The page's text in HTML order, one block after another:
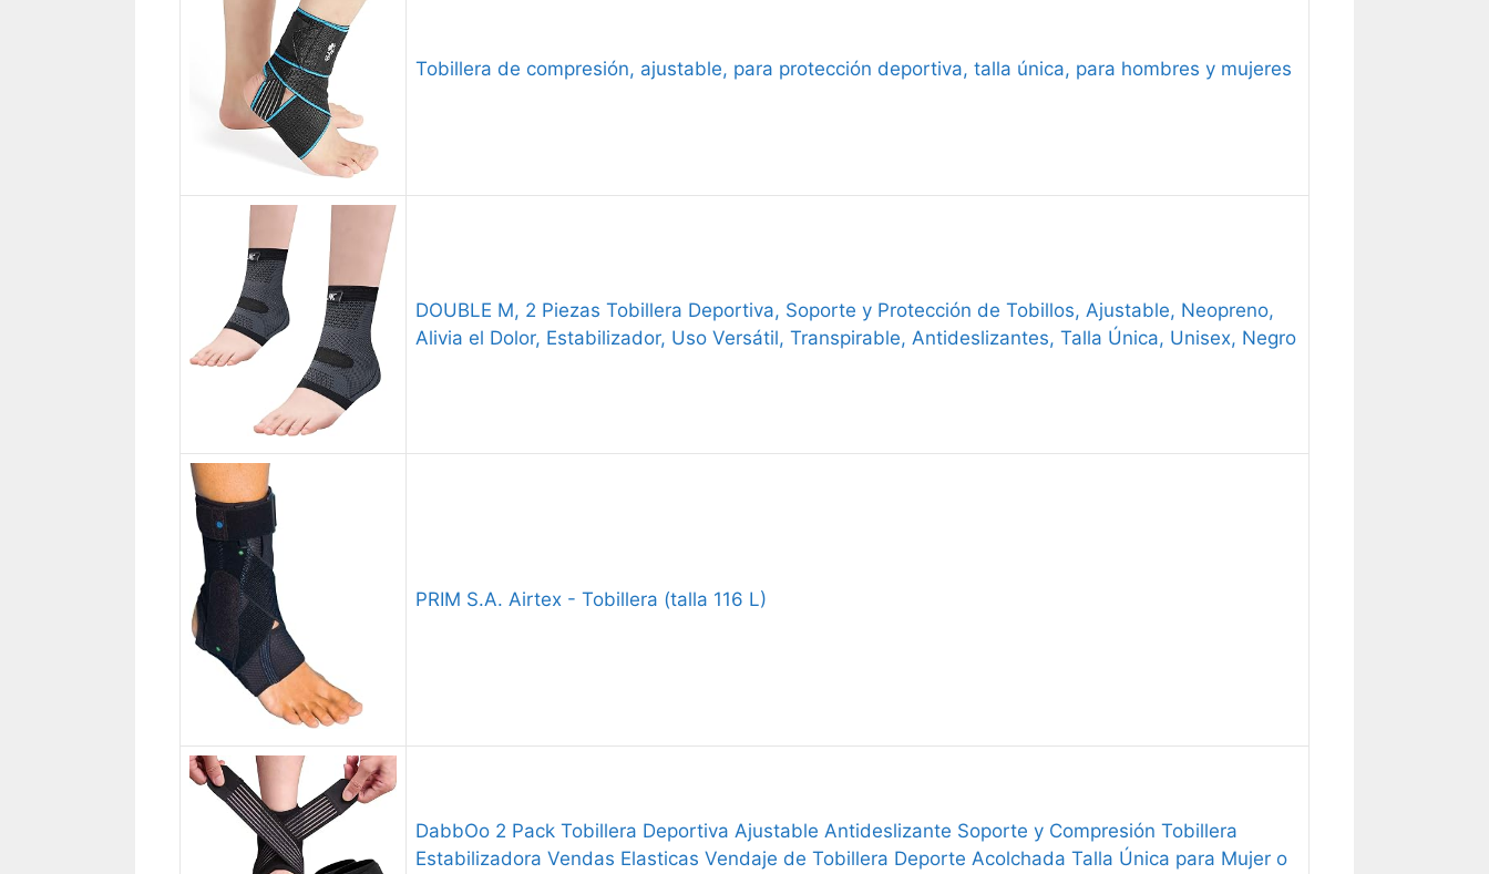
Tobillera de compresión, ajustable, para protección deportiva, talla única, para hombres y mujeres
DOUBLE M, 2 Piezas Tobillera Deportiva, Soporte y Protección de Tobillos, Ajustable, Neopreno,
Alivia el Dolor, Estabilizador, Uso Versátil, Transpirable, Antideslizantes, Talla Única, Unisex, Negro
PRIM S.A. Airtex - Tobillera (talla 116 L)
DabbOo 2 Pack Tobillera Deportiva Ajustable Antideslizante Soporte y Compresión Tobillera
Estabilizadora Vendas Elasticas Vendaje de Tobillera Deporte Acolchada Talla Única para Mujer o